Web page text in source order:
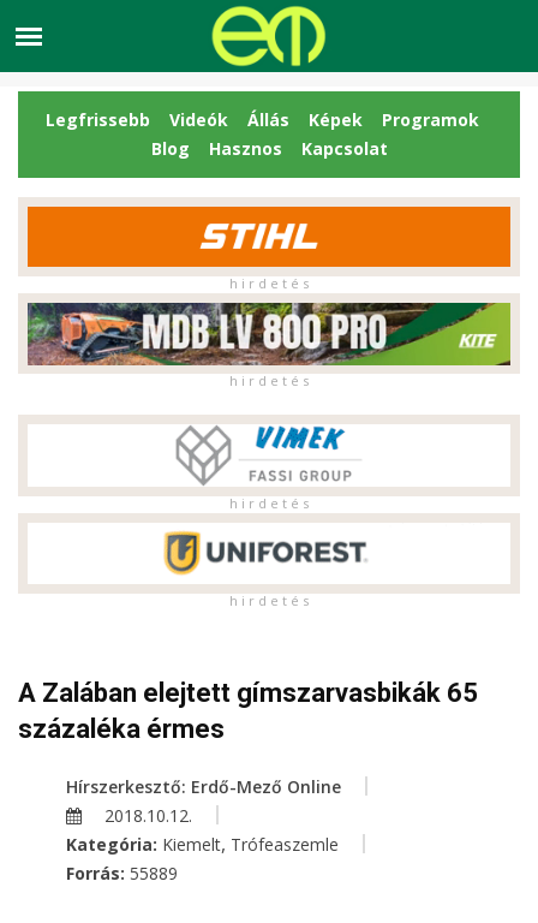
Legfrissebb Videók Állás Képek
Programok
Blog
Hasznos Kapcsolat
h i r d e t é s
h i r d e t é s
h i r d e t é s
h i r d e t é s
A Zalában elejtett gímszarvasbikák 65
százaléka érmes
Hírszerkesztő: Erdő-Mező Online
2018.10.12.
Kategória: Kiemelt, Trófeaszemle
Forrás: 55889